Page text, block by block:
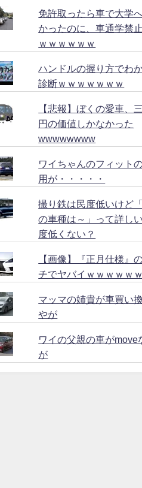
免許取ったら車で大学
かったのに、車通学禁
ｗｗｗｗｗｗ
ハンドルの握り方でわ
診断ｗｗｗｗｗｗｗ
【悲報】ぼくの愛車、
円の価値しかなかった
wwwwwwww
ワイちゃんのフィット
用が・・・・・
撮り鉄は民度低いけど
の車種は～」って詳し
度低くない？
【画像】『正月仕様』
チでヤバイｗｗｗｗｗ
マッマの姉貴が車買い
やが
ワイの父親の車がmove
が